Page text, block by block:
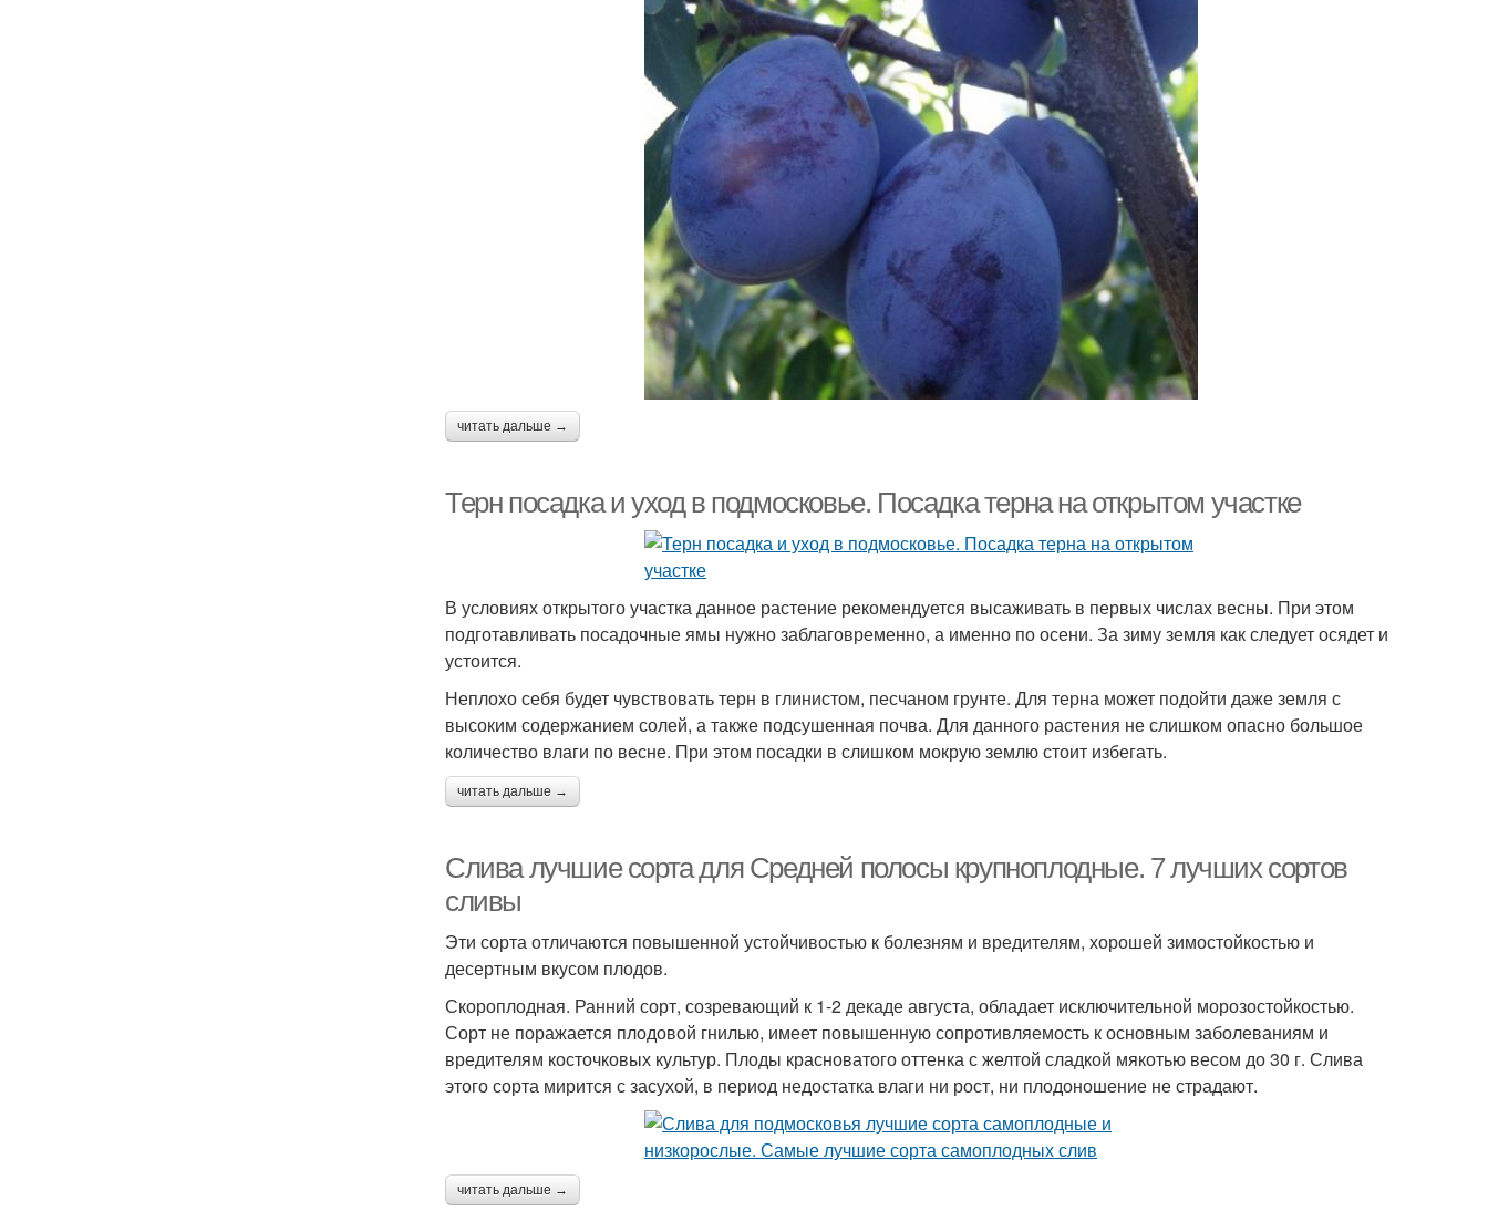
читать дальше →
Терн посадка и уход в подмосковье. Посадка терна на открытом участке
В условиях открытого участка данное растение рекомендуется высаживать в первых числах весны. При этом
подготавливать посадочные ямы нужно заблаговременно, а именно по осени. За зиму земля как следует осядет и
устоится.
Неплохо себя будет чувствовать терн в глинистом, песчаном грунте. Для терна может подойти даже земля с
высоким содержанием солей, а также подсушенная почва. Для данного растения не слишком опасно большое
количество влаги по весне. При этом посадки в слишком мокрую землю стоит избегать.
читать дальше →
Слива лучшие сорта для Средней полосы крупноплодные. 7 лучших сортов
сливы
Эти сорта отличаются повышенной устойчивостью к болезням и вредителям, хорошей зимостойкостью и
десертным вкусом плодов.
Скороплодная. Ранний сорт, созревающий к 1-2 декаде августа, обладает исключительной морозостойкостью.
Сорт не поражается плодовой гнилью, имеет повышенную сопротивляемость к основным заболеваниям и
вредителям косточковых культур. Плоды красноватого оттенка с желтой сладкой мякотью весом до 30 г. Слива
этого сорта мирится с засухой, в период недостатка влаги ни рост, ни плодоношение не страдают.
читать дальше →